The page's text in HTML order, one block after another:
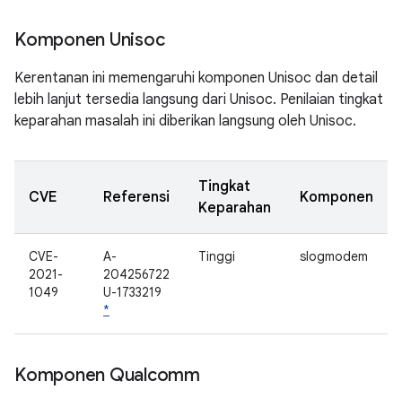
Komponen Unisoc
Kerentanan ini memengaruhi komponen Unisoc dan detail
lebih lanjut tersedia langsung dari Unisoc. Penilaian tingkat
keparahan masalah ini diberikan langsung oleh Unisoc.
CVE Referensi
Tingkat
Keparahan
Komponen
CVE-
2021-
1049
A-
204256722
U-1733219
*
Tinggi slogmodem
Komponen Qualcomm